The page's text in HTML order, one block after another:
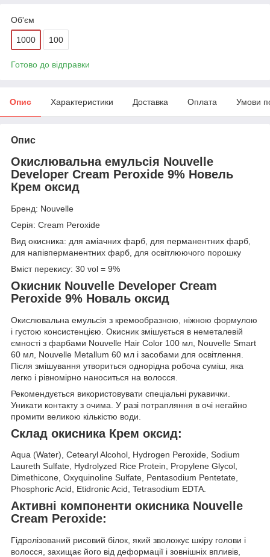
Об'єм
1000 100
Готово до відправки
Опис Характеристики Доставка Оплата Умови
Опис
Окислювальна емульсія Nouvelle
Developer Cream Peroxide 9% Новель
Крем оксид
Бренд: Nouvelle
Серія: Cream Peroxide
Вид окисника: для аміачних фарб, для перманентних фарб,
для напівперманентних фарб, для освітлюючого порошку
Вміст перекису: 30 vol = 9%
Окисник Nouvelle Developer Cream
Peroxide 9% Новаль оксид
Окислювальна емульсія з кремообразною, ніжною формулою
і густою консистенцією. Окисник змішується в неметалевій
ємності з фарбами Nouvelle Hair Color 100 мл, Nouvelle Smart
60 мл, Nouvelle Metallum 60 мл і засобами для освітлення.
Після змішування утвориться однорідна робоча суміш, яка
легко і рівномірно наноситься на волосся.
Рекомендується використовувати спеціальні рукавички.
Уникати контакту з очима. У разі потрапляння в очі негайно
промити великою кількістю води.
Склад окисника Крем оксид:
Aqua (Water), Cetearyl Alcohol, Hydrogen Peroxide, Sodium
Laureth Sulfate, Hydrolyzed Rice Protein, Propylene Glycol,
Dimethicone, Oxyquinoline Sulfate, Pentasodium Pentetate,
Phosphoric Acid, Etidronic Acid, Tetrasodium EDTA.
Активні компоненти окисника Nouvelle
Cream Peroxide:
Гідролізований рисовий білок, який зволожує шкіру голови і
волосся, захищає його від деформації і зовнішніх впливів,